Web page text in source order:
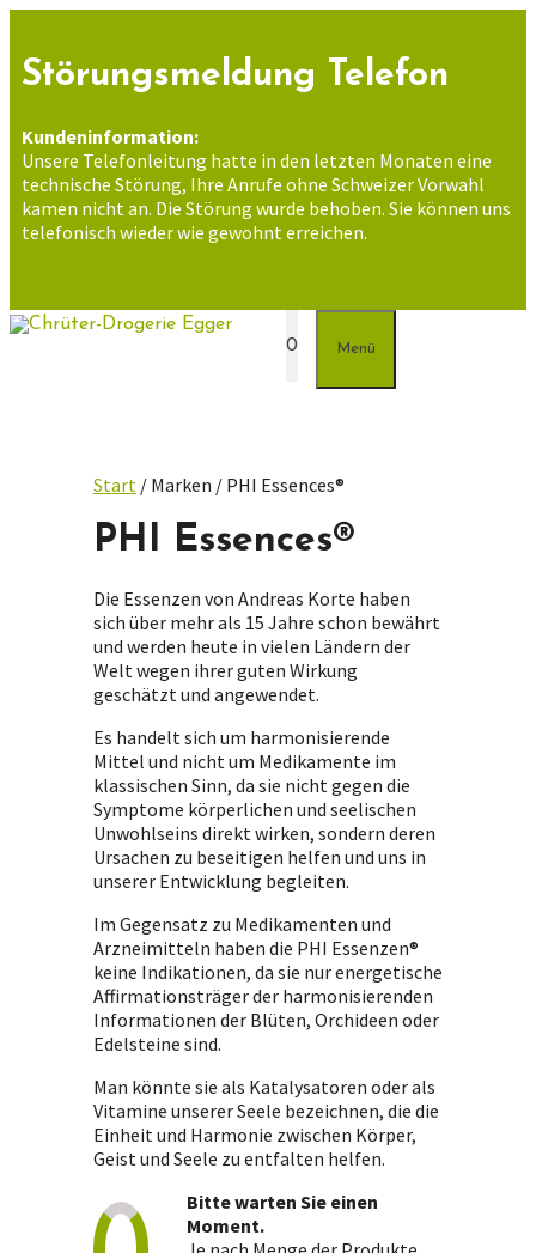
springen
Störungsmeldung Telefon
Kundeninformation:
Unsere Telefonleitung hatte in den letzten Monaten eine
technische Störung, Ihre Anrufe ohne Schweizer Vorwahl
kamen nicht an. Die Störung wurde behoben. Sie können uns
telefonisch wieder wie gewohnt erreichen.
0 Menü
Start / Marken / PHI Essences®
PHI Essences®
Die Essenzen von Andreas Korte haben
sich über mehr als 15 Jahre schon bewährt
und werden heute in vielen Ländern der
Welt wegen ihrer guten Wirkung
geschätzt und angewendet.
Es handelt sich um harmonisierende
Mittel und nicht um Medikamente im
klassischen Sinn, da sie nicht gegen die
Symptome körperlichen und seelischen
Unwohlseins direkt wirken, sondern deren
Ursachen zu beseitigen helfen und uns in
unserer Entwicklung begleiten.
Im Gegensatz zu Medikamenten und
Arzneimitteln haben die PHI Essenzen®
keine Indikationen, da sie nur energetische
Affirmationsträger der harmonisierenden
Informationen der Blüten, Orchideen oder
Edelsteine sind.
Man könnte sie als Katalysatoren oder als
Vitamine unserer Seele bezeichnen, die die
Einheit und Harmonie zwischen Körper,
Geist und Seele zu entfalten helfen.
Bitte warten Sie einen
Moment.